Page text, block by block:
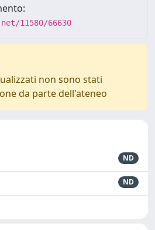
11580/66630
non sono stati
da parte dell'ateneo
ND
ND